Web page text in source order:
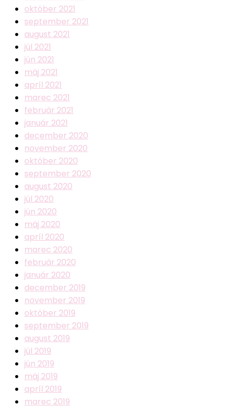
október 2021
september 2021
august 2021
júl 2021
jún 2021
máj 2021
apríl 2021
marec 2021
február 2021
január 2021
december 2020
november 2020
október 2020
september 2020
august 2020
júl 2020
jún 2020
máj 2020
apríl 2020
marec 2020
február 2020
január 2020
december 2019
november 2019
október 2019
september 2019
august 2019
júl 2019
jún 2019
máj 2019
apríl 2019
marec 2019